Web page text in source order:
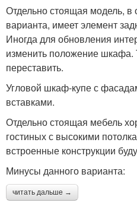
Отдельно стоящая модель, в
варианта, имеет элемент
Иногда для обновления
изменить положение
переставить.
Угловой шкаф-купе с
вставками.
Отдельно стоящая мебель
гостиных с высокими
встроенные конструкции
Минусы данного варианта:
читать дальше →